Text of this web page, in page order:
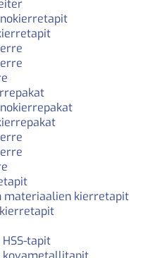
materiaalien kierretapit
tapit